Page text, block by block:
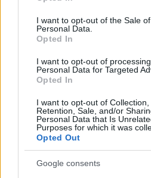
use your data for below specified
consent section.
I want to opt-out of the Sale
Personal Data.
Opted In
I want to opt-out of
Personal Data for Targeted
Opted In
I want to opt-out of Collection,
Retention, Sale, and/or
Personal Data that Is
Purposes for which it was
Opted Out
Google consents